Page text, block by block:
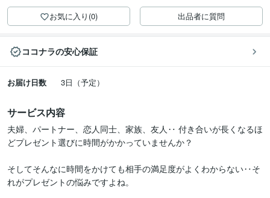
お気に入り(0) 出品者に質問
ココナラの安心保証
お届け日数 3日（予定）
サービス内容
夫婦、パートナー、恋人同士、家族、友人‥ 付き合いが長くなるほ
どプレゼント選びに時間がかかっていませんか？
そしてそんなに時間をかけても相手の満足度がよくわからない‥そ
れがプレゼントの悩みですよね。